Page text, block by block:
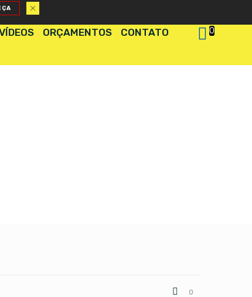
ORÇAMENTOS CONTATO 0
0